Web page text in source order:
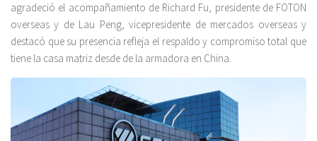
agradeció el acompañamiento de Richard Fu, presidente de FOTON
overseas y de Lau Peng, vicepresidente de mercados overseas y
destacó que su presencia refleja el respaldo y compromiso total que
tiene la casa matriz desde de la armadora en China.